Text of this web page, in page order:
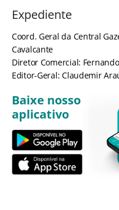
Expediente
Coord. Geral da Central
Cavalcante
Diretor Comercial:
Editor-Geral: Claudemir
Baixe nosso
aplicativo